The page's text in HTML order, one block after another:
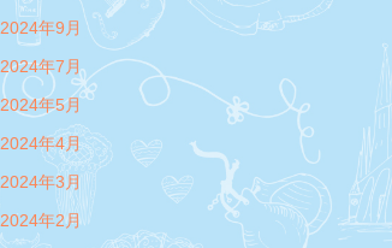
2024年9月
2024年7月
2024年5月
2024年4月
2024年3月
2024年2月